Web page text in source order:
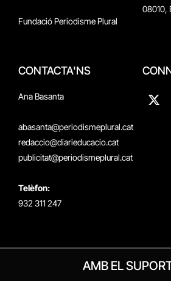
Fundació Periodisme Plural
08010,
CONTACTA'NS
Ana Basanta
abasanta@periodismeplural.cat
redaccio@diarieducacio.cat
publicitat@periodismeplural.cat
Telèfon:
932 311 247
X
AMB EL